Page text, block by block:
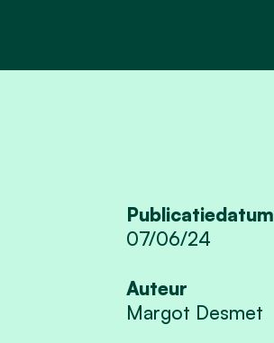
Publicatiedatum
07/06/24
Auteur
Margot Desmet